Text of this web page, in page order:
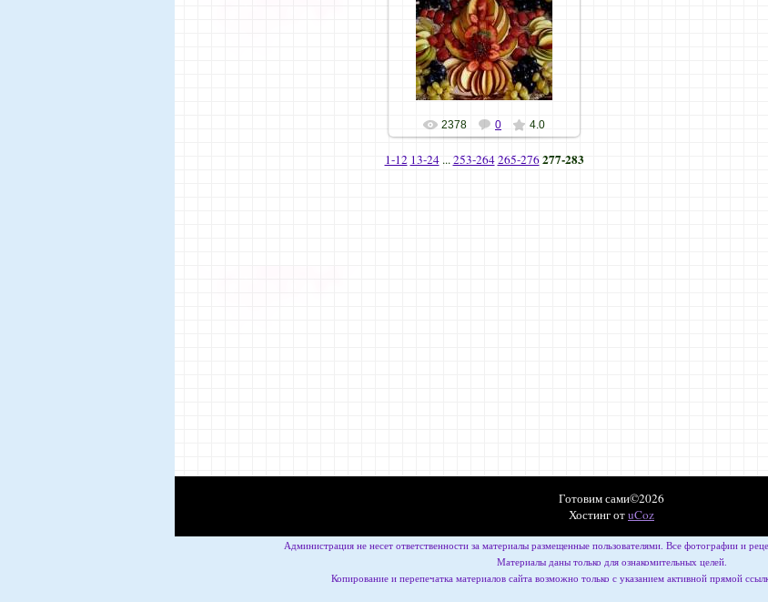
07.11.09
Хозяюшка
2378 0 4.0
1-12 13-24 ...253-264265-276277-283
Готовим сами©2026
Хостинг отuCoz
Администрация не несет ответственности за материалы размещенные пользователями. Все фотографии и
Материалы даны только для ознакомительных целей.
Копирование и перепечатка материалов сайта возможно только с указанием активной прямой